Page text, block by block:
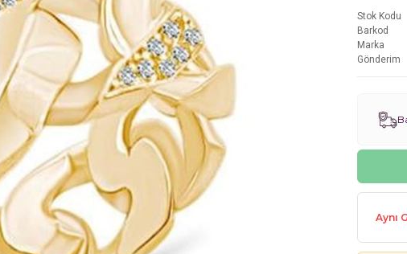
Stok Kodu
Barkod
Marka
Gönderim
Aynı